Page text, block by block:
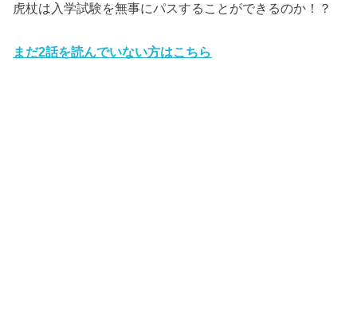
虎杖は入学試験を無事にパスすることができるのか！？
まだ2話を読んでいない方はこちら